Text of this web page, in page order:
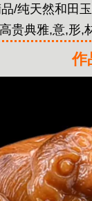
/纯天然和田
贵典雅,意,形,
作